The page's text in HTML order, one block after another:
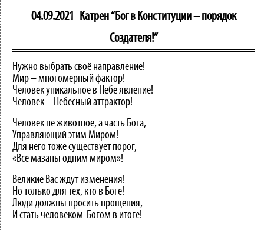
04.09.2021 Катрен “Бог в Конституции – порядок
Создателя!”
Нужно выбрать своё направление!
Мир – многомерный фактор!
Человек уникальное в Небе явление!
Человек – Небесный аттрактор!
Человек не животное, а часть Бога,
Управляющий этим Миром!
Для него тоже существует порог,
«Все мазаны одним миром»!
Великие Вас ждут изменения!
Но только для тех, кто в Боге!
Люди должны просить прощения,
И стать человеком-Богом в итоге!